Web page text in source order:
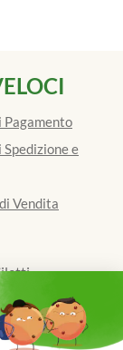
e
Vendita
EU